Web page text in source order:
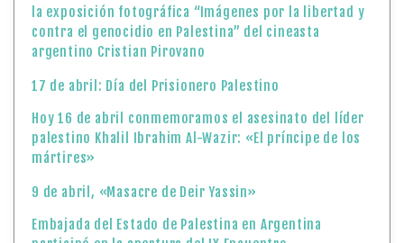
la exposición fotográfica “Imágenes por la libertad y
contra el genocidio en Palestina” del cineasta
argentino Cristian Pirovano
17 de abril: Día del Prisionero Palestino
Hoy 16 de abril conmemoramos el asesinato del líder
palestino Khalil Ibrahim Al-Wazir: «El príncipe de los
mártires»
9 de abril, «Masacre de Deir Yassin»
Embajada del Estado de Palestina en Argentina